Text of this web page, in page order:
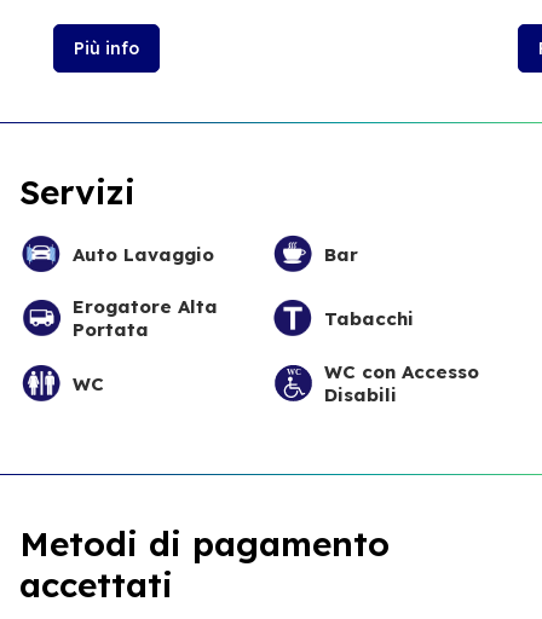
Più info
Servizi
Auto Lavaggio Bar
Erogatore Alta
Portata
Tabacchi
WC
WC con Accesso
Disabili
Metodi di pagamento
accettati